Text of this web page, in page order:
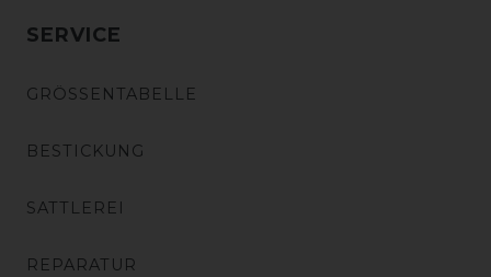
SERVICE
GRÖSSENTABELLE
BESTICKUNG
SATTLEREI
REPARATUR